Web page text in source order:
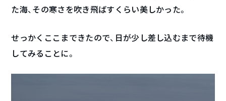
た海、その寒さを吹き飛ばすくらい美しかった。
せっかくここまできたので、日が少し差し込むまで待機
してみることに。